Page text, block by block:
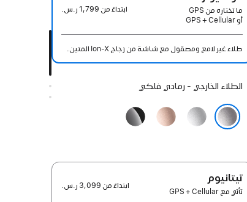
ما تختاره من GPS
أو GPS + Cellular
ابتداءً من 1,799 ر.س.‏
طلاء غير لامع ومصقول مع شاشة من زجاج Ion-X المتين.
اختيار
الخارجي:
الطلاء الخارجي - رمادي فلكي
فضي
ذهبي
وردي
أسود
لامع
تيتانيوم
تأتي مع GPS + Cellular
ابتداءً من 3,099 ر.س.‏